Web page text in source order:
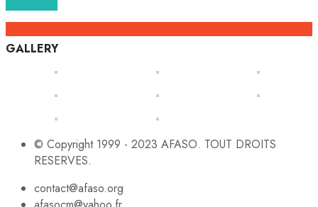
GALLERY
© Copyright 1999 - 2023 AFASO. TOUT DROITS
RESERVES.
contact@afaso.org